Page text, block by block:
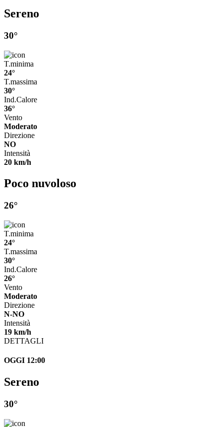
Sereno
30°
T.minima
24°
T.massima
30°
Ind.Calore
36°
Vento
Moderato
Direzione
NO
Intensità
20 km/h
Poco nuvoloso
26°
T.minima
24°
T.massima
30°
Ind.Calore
26°
Vento
Moderato
Direzione
N-NO
Intensità
19 km/h
DETTAGLI
OGGI 12:00
Sereno
30°